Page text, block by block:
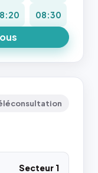
08:30
Secteur 1